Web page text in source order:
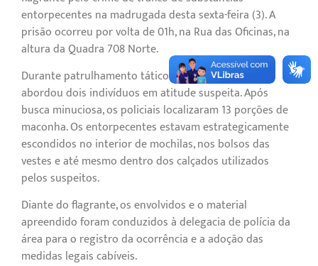
entorpecentes na madrugada desta sexta-feira (3). A
prisão ocorreu por volta de 01h, na Rua das Oficinas, na
altura da Quadra 708 Norte.
Durante patrulhamento tático na região, a equipe
abordou dois indivíduos em atitude suspeita. Após
busca minuciosa, os policiais localizaram 13 porções de
maconha. Os entorpecentes estavam estrategicamente
escondidos no interior de mochilas, nos bolsos das
vestes e até mesmo dentro dos calçados utilizados
pelos suspeitos.
Diante do flagrante, os envolvidos e o material
apreendido foram conduzidos à delegacia de polícia da
área para o registro da ocorrência e a adoção das
medidas legais cabíveis.